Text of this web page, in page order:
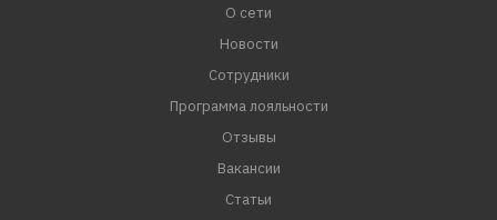
О сети
Новости
Сотрудники
Программа лояльности
Отзывы
Вакансии
Статьи